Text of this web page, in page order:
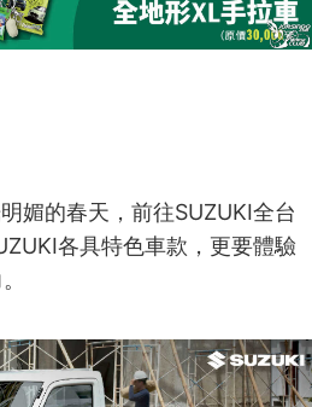
媚的春天，前往SUZUKI全台
各具特色車款，更要體驗